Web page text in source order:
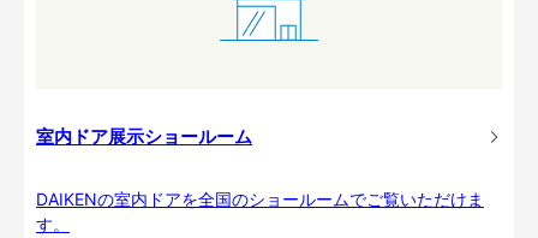
室内ドア展示ショールーム
DAIKENの室内ドアを全国のショールームでご覧いただけま
す。